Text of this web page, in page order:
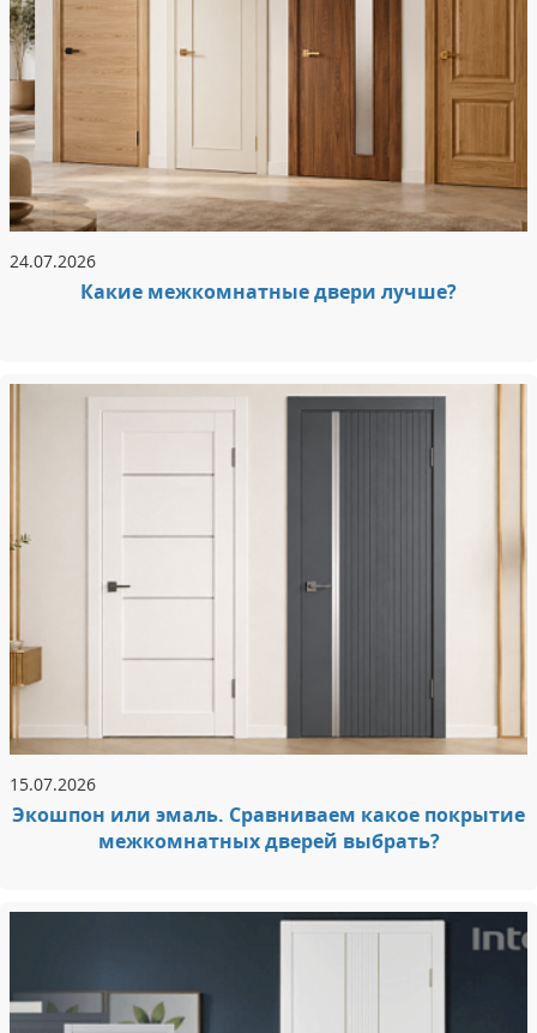
24.07.2026
Какие межкомнатные двери лучше?
15.07.2026
Экошпон или эмаль. Сравниваем какое покрытие
межкомнатных дверей выбрать?